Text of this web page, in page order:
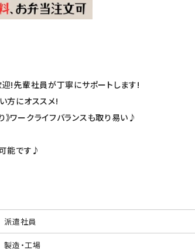
!先輩社員が丁寧にサポートします!
方にオススメ!
ワークライフバランスも取り易い♪
能です♪
派遣社員
製造・工場